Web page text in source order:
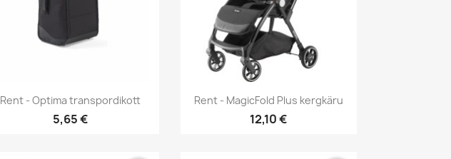
Kiirvaade
Rent - Optima transpordikott
5,65 €
Kiirvaade
Rent - MagicFold Plus kergkäru
12,10 €